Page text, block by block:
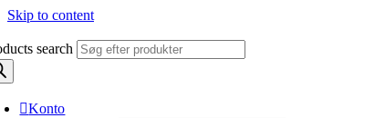
Skip to content
search
Konto